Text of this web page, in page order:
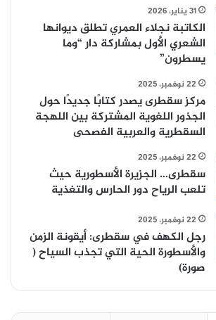
31 يناير، 2026
الكاتبة نجلاء العمري تطلق ديوانها
الشعري الأول بمشاركة دار “وما
يسطرون”
22 نوفمبر، 2025
مركز سقطرى يصدر كتابًا جديدًا حول
الجذور اللغوية المشتركة بين اللهجة
السقطرية والعربية الفصحى
22 نوفمبر، 2025
سقطرى… الجزيرة الأسطورية حيث
تلعب الرياح دور الحارس والتغذية
22 نوفمبر، 2025
رجل الكهف في سقطرى: أيقونة الزمن
والأسطورة الحية التي تجذب السياح (
صورة)